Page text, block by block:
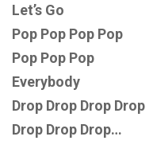
Let’s Go
Pop Pop Pop Pop
Pop Pop Pop
Everybody
Drop Drop Drop Drop
Drop Drop Drop…